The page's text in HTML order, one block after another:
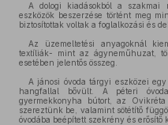
A dologi kiadásokból a szakmai
eszközök beszerzése történt meg
biztosítottak voltak a foglalkozási és
Az üzemeltetési anyagoknál
textíliák- mint az ágyneműhuzat,
esetében jelentős összeg.
A jánosi óvoda tárgyi eszközei
hangfallal bővült. A péteri
gyermekkonyha bútort, az
szereztünk be, valamint sötétítő
óvodába beépített szekrény és erősítő